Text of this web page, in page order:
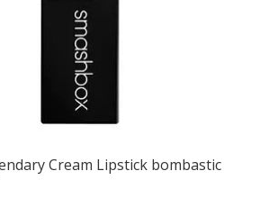
Cream Lipstick bombastic